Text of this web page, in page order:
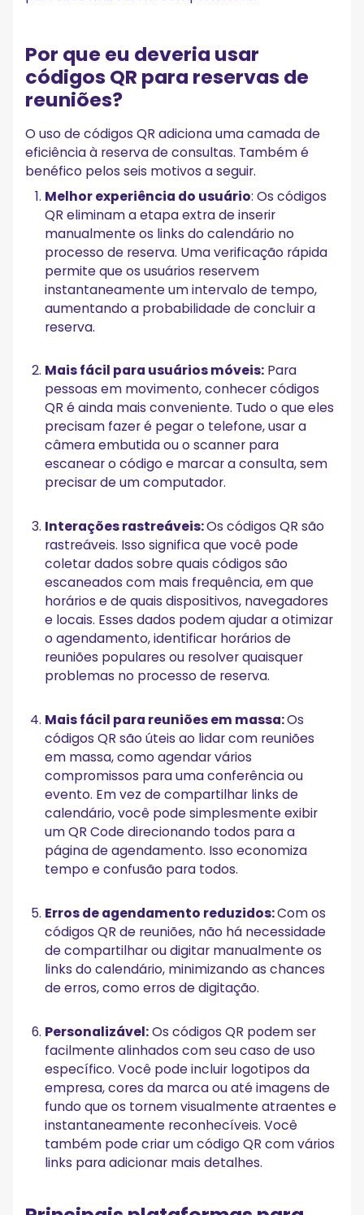
Por que eu deveria usar
códigos QR para reservas de
reuniões?
O uso de códigos QR adiciona uma camada de
eficiência à reserva de consultas. Também é
benéfico pelos seis motivos a seguir.
Melhor experiência do usuário: Os códigos
QR eliminam a etapa extra de inserir
manualmente os links do calendário no
processo de reserva. Uma verificação rápida
permite que os usuários reservem
instantaneamente um intervalo de tempo,
aumentando a probabilidade de concluir a
reserva.
Mais fácil para usuários móveis: Para
pessoas em movimento, conhecer códigos
QR é ainda mais conveniente. Tudo o que eles
precisam fazer é pegar o telefone, usar a
câmera embutida ou o scanner para
escanear o código e marcar a consulta, sem
precisar de um computador.
Interações rastreáveis:Os códigos QR são
rastreáveis. Isso significa que você pode
coletar dados sobre quais códigos são
escaneados com mais frequência, em que
horários e de quais dispositivos, navegadores
e locais. Esses dados podem ajudar a otimizar
o agendamento, identificar horários de
reuniões populares ou resolver quaisquer
problemas no processo de reserva.
Mais fácil para reuniões em massa:Os
códigos QR são úteis ao lidar com reuniões
em massa, como agendar vários
compromissos para uma conferência ou
evento. Em vez de compartilhar links de
calendário, você pode simplesmente exibir
um QR Code direcionando todos para a
página de agendamento. Isso economiza
tempo e confusão para todos.
Erros de agendamento reduzidos:Com os
códigos QR de reuniões, não há necessidade
de compartilhar ou digitar manualmente os
links do calendário, minimizando as chances
de erros, como erros de digitação.
Personalizável:Os códigos QR podem ser
facilmente alinhados com seu caso de uso
específico. Você pode incluir logotipos da
empresa, cores da marca ou até imagens de
fundo que os tornem visualmente atraentes e
instantaneamente reconhecíveis. Você
também pode criar um código QR com vários
links para adicionar mais detalhes.